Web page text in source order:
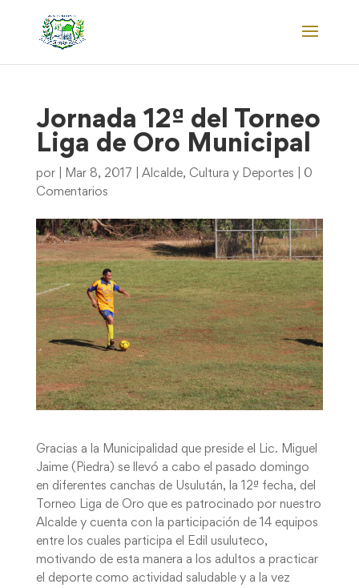
Jornada 12ª del Torneo
Liga de Oro Municipal
por Mar 8, 2017 Alcalde, Cultura y Deportes
0
Comentarios
Gracias a la Municipalidad que preside el Lic. Miguel
Jaime (Piedra) se llevó a cabo el pasado domingo
en diferentes canchas de Usulután, la 12ª fecha, del
Torneo Liga de Oro que es patrocinado por nuestro
Alcalde y cuenta con la participación de 14 equipos
entre los cuales participa el Edil usuluteco,
motivando de esta manera a los adultos a practicar
el deporte como actividad saludable y a la vez